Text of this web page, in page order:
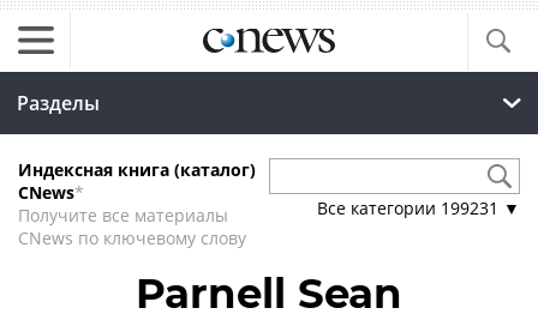
Разделы
Индексная книга (каталог)
CNews*
Получите все материалы
CNews по ключевому слову
Все категории 199231 ▼
Parnell Sean